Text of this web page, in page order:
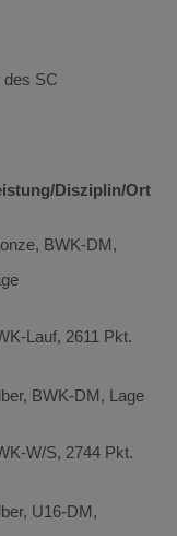
des SC
Disziplin/Ort
BWK-DM,
Lauf, 2611 Pkt.
BWK-DM, Lage
W/S, 2744 Pkt.
U16-DM,